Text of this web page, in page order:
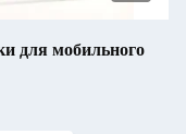
для мобильного